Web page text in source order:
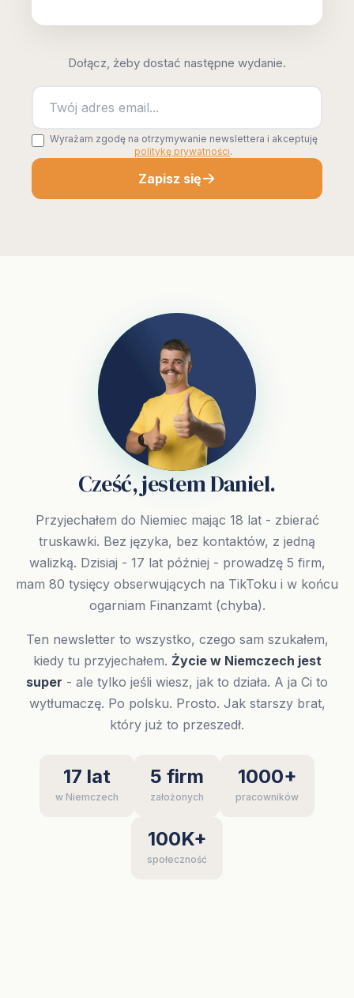
Dołącz, żeby dostać następne wydanie.
Wyrażam zgodę na otrzymywanie newslettera i akceptuję
politykę prywatności.
Zapisz się
Cześć, jestem Daniel.
Przyjechałem do Niemiec mając 18 lat - zbierać
truskawki. Bez języka, bez kontaktów, z jedną
walizką. Dzisiaj - 17 lat później - prowadzę 5 firm,
mam 80 tysięcy obserwujących na TikToku i w końcu
ogarniam Finanzamt (chyba).
Ten newsletter to wszystko, czego sam szukałem,
kiedy tu przyjechałem. Życie w Niemczech jest
super - ale tylko jeśli wiesz, jak to działa. A ja Ci to
wytłumaczę. Po polsku. Prosto. Jak starszy brat,
który już to przeszedł.
17 lat
w Niemczech
5 firm
założonych
1000+
pracowników
100K+
społeczność